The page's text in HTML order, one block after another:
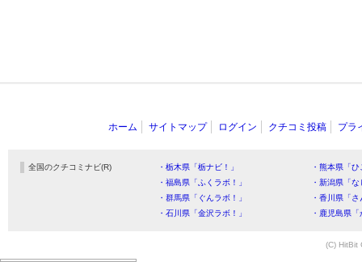
ホーム サイトマップ ログイン クチコミ投稿 プラ
全国のクチコミナビ(R) ・栃木県「栃ナビ！」
・熊本県「
・福島県「ふくラボ！」
・新潟県「
・群馬県「ぐんラボ！」
・香川県「
・石川県「金沢ラボ！」
・鹿児島県
(C) HitBit